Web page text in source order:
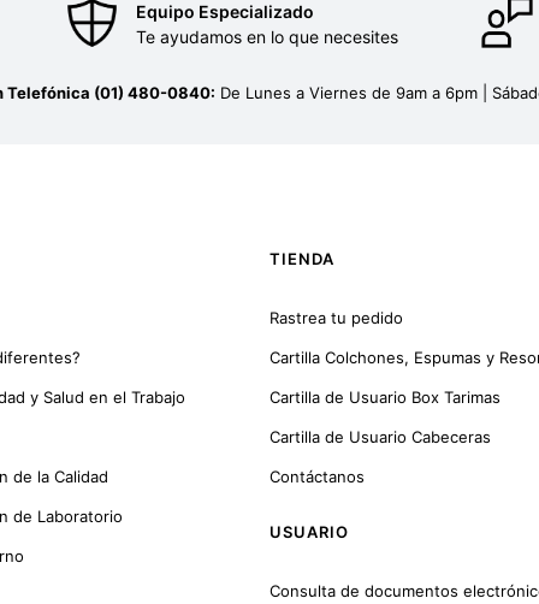
Equipo Especializado
Te ayudamos en lo que necesites
Telefónica (01) 480-0840: De Lunes a Viernes de 9am a 6pm |
y Salud en el Trabajo
de la Calidad
de Laboratorio
TIENDA
Rastrea tu pedido
Cartilla Colchones, Espumas y
Cartilla de Usuario Box Tarimas
Cartilla de Usuario Cabeceras
Contáctanos
USUARIO
Consulta de documentos